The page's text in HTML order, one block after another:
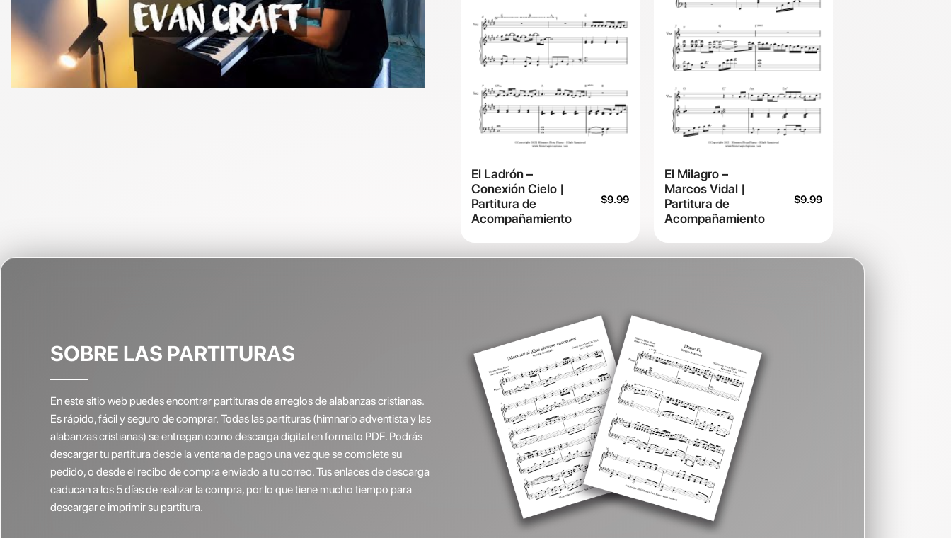
El Ladrón –
Conexión Cielo |
Partitura de
Acompañamiento
$9.99
El Milagro –
Marcos Vidal |
Partitura de
Acompañamiento
$9.99
SOBRE LAS PARTITURAS
En este sitio web puedes encontrar partituras de arreglos de alabanzas cristianas.
Es rápido, fácil y seguro de comprar. Todas las partituras (himnario adventista y las
alabanzas cristianas) se entregan como descarga digital en formato PDF. Podrás
descargar tu partitura desde la ventana de pago una vez que se complete su
pedido, o desde el recibo de compra enviado a tu correo. Tus enlaces de descarga
caducan a los 5 días de realizar la compra, por lo que tiene mucho tiempo para
descargar e imprimir su partitura.